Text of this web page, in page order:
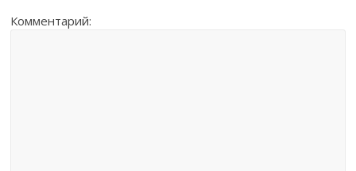
Комментарий: